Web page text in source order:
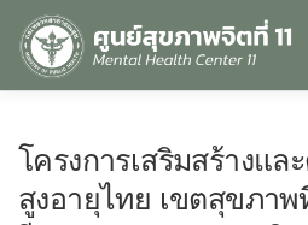
โครงการเสริมสร้างแ
สูงอายุไทย เขตสุขภาพ